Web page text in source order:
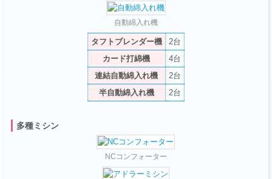
自動綿入れ機
タフトブレンダー機
2台
カード打綿機
4台
連結自動綿入れ機
2台
半自動綿入れ機
2台
多種ミシン
NCコンフォーター